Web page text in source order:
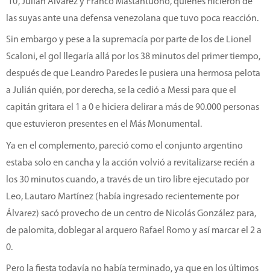
‘10’, Julián Álvarez y Franco Mastantuono, quienes hicieron de
las suyas ante una defensa venezolana que tuvo poca reacción.
Sin embargo y pese a la supremacía por parte de los de Lionel
Scaloni, el gol llegaría allá por los 38 minutos del primer tiempo,
después de que Leandro Paredes le pusiera una hermosa pelota
a Julián quién, por derecha, se la cedió a Messi para que el
capitán gritara el 1 a 0 e hiciera delirar a más de 90.000 personas
que estuvieron presentes en el Más Monumental.
Ya en el complemento, pareció como el conjunto argentino
estaba solo en cancha y la acción volvió a revitalizarse recién a
los 30 minutos cuando, a través de un tiro libre ejecutado por
Leo, Lautaro Martínez (había ingresado recientemente por
Álvarez) sacó provecho de un centro de Nicolás González para,
de palomita, doblegar al arquero Rafael Romo y así marcar el 2 a
0.
Pero la fiesta todavía no había terminado, ya que en los últimos